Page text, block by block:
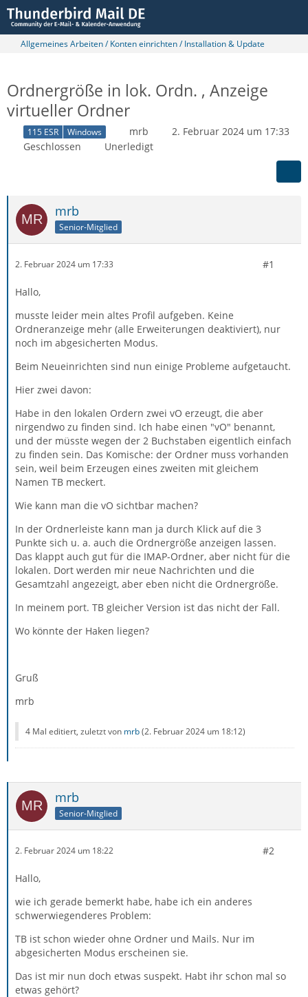
Allgemeines Arbeiten / Konten einrichten / Installation & Update
Ordnergröße in lok. Ordn. , Anzeige
virtueller Ordner
115 ESR Windows mrb
2. Februar 2024 um 17:33
Geschlossen
Unerledigt
mrb
Senior-Mitglied
2. Februar 2024 um 17:33 #1
Hallo,
musste leider mein altes Profil aufgeben. Keine
Ordneranzeige mehr (alle Erweiterungen deaktiviert), nur
noch im abgesicherten Modus.
Beim Neueinrichten sind nun einige Probleme aufgetaucht.
Hier zwei davon:
Habe in den lokalen Ordern zwei vO erzeugt, die aber
nirgendwo zu finden sind. Ich habe einen "vO" benannt,
und der müsste wegen der 2 Buchstaben eigentlich einfach
zu finden sein. Das Komische: der Ordner muss vorhanden
sein, weil beim Erzeugen eines zweiten mit gleichem
Namen TB meckert.
Wie kann man die vO sichtbar machen?
In der Ordnerleiste kann man ja durch Klick auf die 3
Punkte sich u. a. auch die Ordnergröße anzeigen lassen.
Das klappt auch gut für die IMAP-Ordner, aber nicht für die
lokalen. Dort werden mir neue Nachrichten und die
Gesamtzahl angezeigt, aber eben nicht die Ordnergröße.
In meinem port. TB gleicher Version ist das nicht der Fall.
Wo könnte der Haken liegen?
Gruß
mrb
4 Mal editiert, zuletzt von mrb(2. Februar 2024 um 18:12)
mrb
Senior-Mitglied
2. Februar 2024 um 18:22 #2
Hallo,
wie ich gerade bemerkt habe, habe ich ein anderes
schwerwiegenderes Problem:
TB ist schon wieder ohne Ordner und Mails. Nur im
abgesicherten Modus erscheinen sie.
Das ist mir nun doch etwas suspekt. Habt ihr schon mal so
etwas gehört?